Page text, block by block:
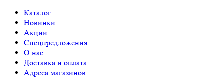
Каталог
Новинки
Акции
Спецпредложения
О нас
Доставка и оплата
Адреса магазинов